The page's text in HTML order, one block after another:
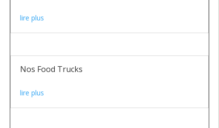
lire plus
Nos Food Trucks
lire plus